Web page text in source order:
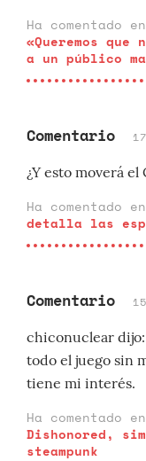
Ha comentado
«Queremos
a un público
Comentario
¿Y esto moverá el
Ha comentado
detalla las
Comentario
chiconuclear
todo el juego sin
tiene mi interés.
Ha comentado
Dishonored,
steampunk